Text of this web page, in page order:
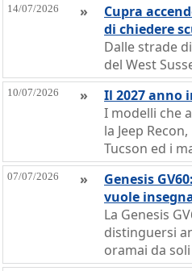
14/07/2026 »
Cupra
di chiedere
Dalle strade
del West
10/07/2026 »
Il 2027 anno
I modelli che
la Jeep
Tucson ed i
07/07/2026 »
Genesis
vuole
La Genesis
distinguersi
oramai da soli